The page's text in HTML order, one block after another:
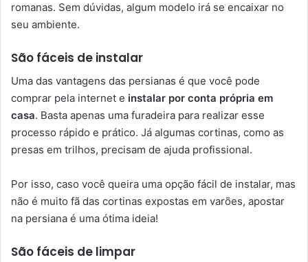
romanas. Sem dúvidas, algum modelo irá se encaixar no
seu ambiente.
São fáceis de instalar
Uma das vantagens das persianas é que você pode
comprar pela internet e instalar por conta própria em
casa. Basta apenas uma furadeira para realizar esse
processo rápido e prático. Já algumas cortinas, como as
presas em trilhos, precisam de ajuda profissional.
Por isso, caso você queira uma opção fácil de instalar, mas
não é muito fã das cortinas expostas em varões, apostar
na persiana é uma ótima ideia!
São fáceis de limpar